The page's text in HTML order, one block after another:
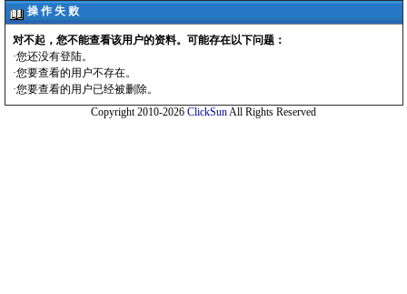
操 作 失 败
对不起，您不能查看该用户的资料。可能存在以下问题：
·您还没有登陆。
·您要查看的用户不存在。
·您要查看的用户已经被删除。
Copyright 2010-2026 ClickSunAll Rights Reserved